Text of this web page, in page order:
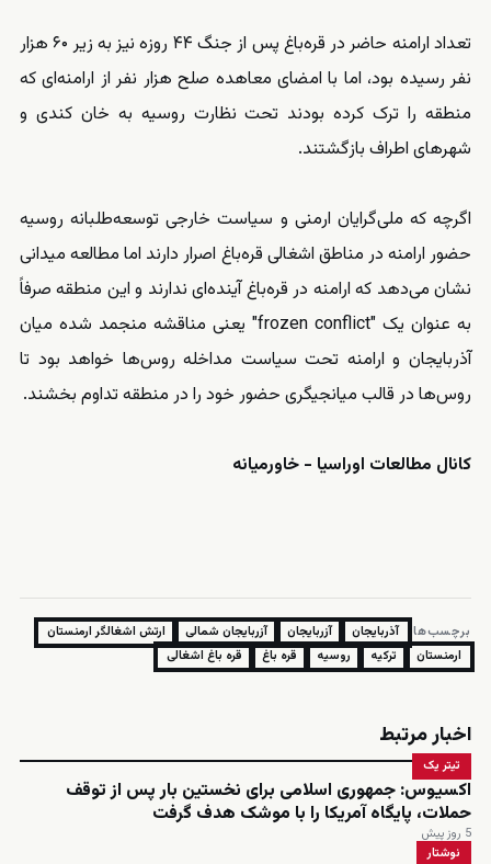
تعداد ارامنه حاضر در قره‌باغ پس از جنگ ۴۴ روزه نیز به زیر ۶۰ هزار
نفر رسیده بود، اما با امضای معاهده صلح هزار نفر از ارامنه‌ای که
منطقه را ترک کرده بودند تحت نظارت روسیه به خان کندی و
شهرهای اطراف بازگشتند.
اگرچه که ملی‌گرایان ارمنی و سیاست خارجی توسعه‌طلبانه روسیه
حضور ارامنه در مناطق اشغالی قره‌باغ اصرار دارند اما مطالعه میدانی
نشان می‌دهد که ارامنه در قره‌باغ آینده‌ای ندارند و این منطقه صرفاً
به عنوان یک "frozen conflict" یعنی مناقشه منجمد شده میان
آذربایجان و ارامنه تحت سیاست مداخله روس‌ها خواهد بود تا
روس‌ها در قالب میانجیگری حضور خود را در منطقه تداوم بخشند.
کانال مطالعات اوراسیا - خاورمیانه
برچسب‌ها: آذربایجان آزربایجان آزربایجان شمالی
ارتش اشغالگر ارمنستان
ارمنستان
ترکیه روسیه قره باغ قره باغ اشغالی
اخبار مرتبط
تیتر یک
اکسیوس: جمهوری اسلامی برای نخستین بار پس از توقف
حملات، پایگاه آمریکا را با موشک هدف گرفت
5 روز پیش
نوشتار